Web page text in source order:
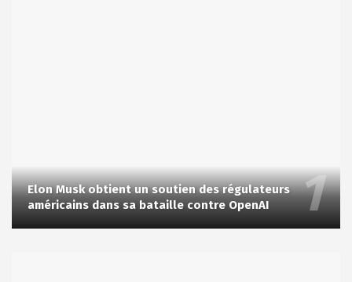
Elon Musk obtient un soutien des régulateurs
américains dans sa bataille contre OpenAI